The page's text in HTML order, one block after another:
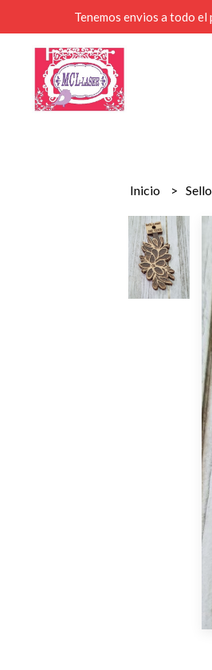
Tenemos envios a todo
Inicio